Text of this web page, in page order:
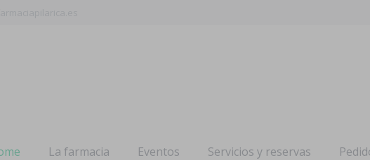
La farmacia Eventos Servicios y reservas